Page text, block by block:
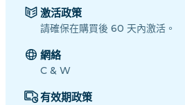
激活政策
請確保在購買後 60 天內激活。
網絡
C & W
有效期政策